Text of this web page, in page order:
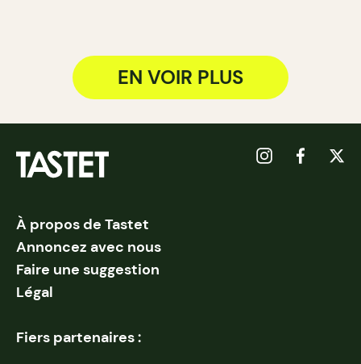
EN VOIR PLUS
À propos de Tastet
Annoncez avec nous
Faire une suggestion
Légal
Fiers partenaires :